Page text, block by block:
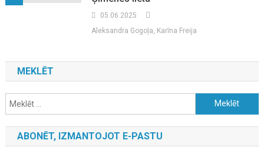
05.06.2025
Aleksandra Gogoļa, Karīna Freija
MEKLĒT
Meklēt:
ABONĒT, IZMANTOJOT E-PASTU